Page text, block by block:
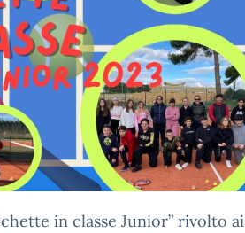
in classe Junior” rivolto ai